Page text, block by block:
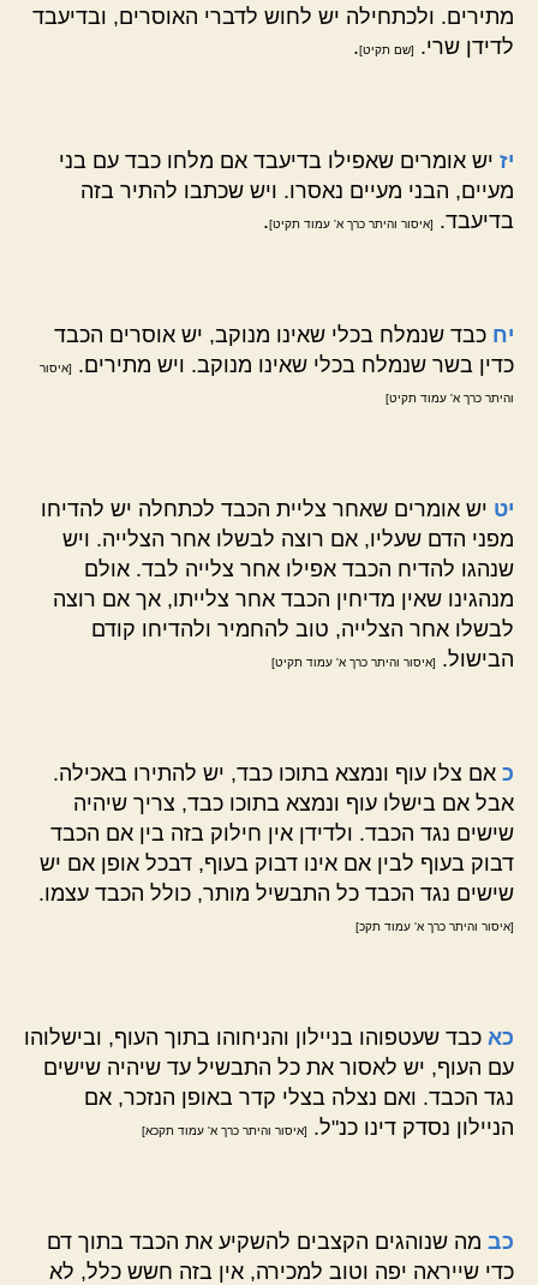
מתירים. ולכתחילה יש לחוש לדברי האוסרים, ובדיעבד
לדידן שרי.
[שם תקיט].
יז יש אומרים שאפילו בדיעבד אם מלחו כבד עם בני
מעיים, הבני מעיים נאסרו. ויש שכתבו להתיר בזה
בדיעבד.
[איסור והיתר כרך א' עמוד תקיט].
יח כבד שנמלח בכלי שאינו מנוקב, יש אוסרים הכבד
כדין בשר שנמלח בכלי שאינו מנוקב. ויש מתירים.
[איסור
והיתר כרך א' עמוד תקיט]
יט יש אומרים שאחר צליית הכבד לכתחלה יש להדיחו
מפני הדם שעליו, אם רוצה לבשלו אחר הצלייה. ויש
שנהגו להדיח הכבד אפילו אחר צלייה לבד. אולם
מנהגינו שאין מדיחין הכבד אחר צלייתו, אך אם רוצה
לבשלו אחר הצלייה, טוב להחמיר ולהדיחו קודם
הבישול.
[איסור והיתר כרך א' עמוד תקיט]
כ אם צלו עוף ונמצא בתוכו כבד, יש להתירו באכילה.
אבל אם בישלו עוף ונמצא בתוכו כבד, צריך שיהיה
שישים נגד הכבד. ולדידן אין חילוק בזה בין אם הכבד
דבוק בעוף לבין אם אינו דבוק בעוף, דבכל אופן אם יש
שישים נגד הכבד כל התבשיל מותר, כולל הכבד עצמו.
[איסור והיתר כרך א' עמוד תקכ]
כא כבד שעטפוהו בניילון והניחוהו בתוך העוף, ובישלוהו
עם העוף, יש לאסור את כל התבשיל עד שיהיה שישים
נגד הכבד. ואם נצלה בצלי קדר באופן הנזכר, אם
הניילון נסדק דינו כנ"ל.
[איסור והיתר כרך א' עמוד תקכא]
כב מה שנוהגים הקצבים להשקיע את הכבד בתוך דם
כדי שייראה יפה וטוב למכירה, אין בזה חשש כלל, לא